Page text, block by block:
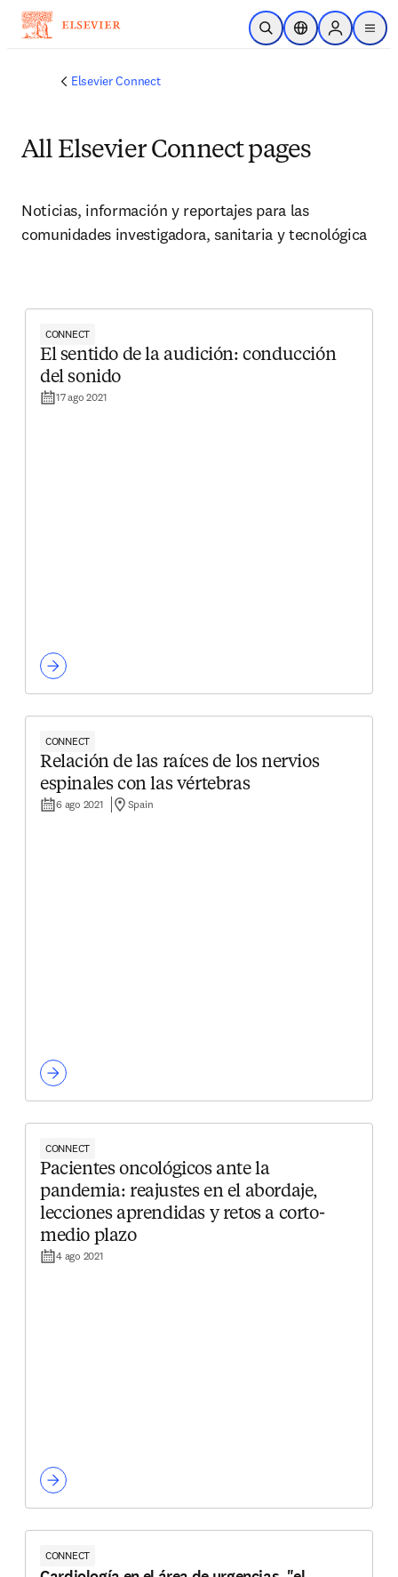
Saltar al contenido principal
Abrir búsqueda
Selector deSign in to
menu
Elsevier Connect
All Elsevier Connect pages
Noticias, información y reportajes para las
comunidades investigadora, sanitaria y tecnológica
CONNECT
El sentido de la audición: conducción
del sonido
17 ago 2021
CONNECT
Relación de las raíces de los nervios
espinales con las vértebras
6 ago 2021 Spain
CONNECT
Pacientes oncológicos ante la
pandemia: reajustes en el abordaje,
lecciones aprendidas y retos a corto-
medio plazo
4 ago 2021
CONNECT